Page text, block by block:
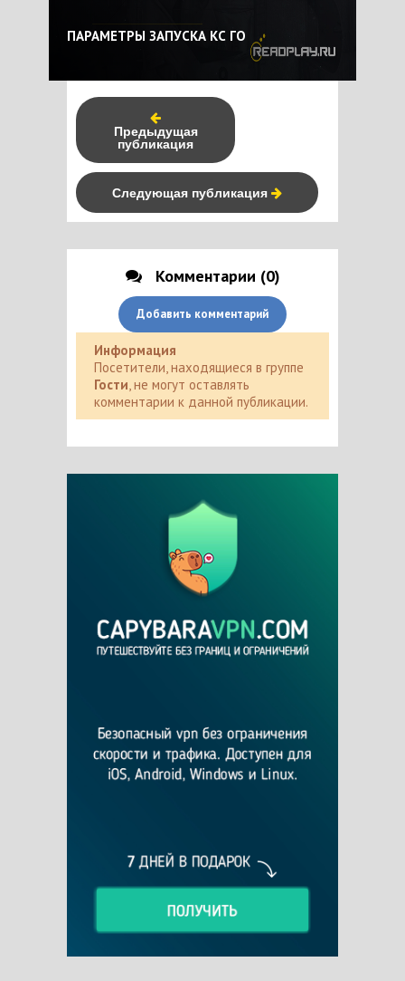
ПАРАМЕТРЫ ЗАПУСКА КС ГО
Предыдущая
публикация
Следующая публикация
Комментарии (0)
Добавить комментарий
Информация
Посетители, находящиеся в группе
Гости, не могут оставлять
комментарии к данной публикации.